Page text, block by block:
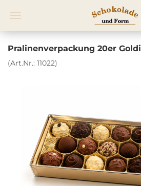
Pralinenverpackung 20er Goldi
(Art.Nr.: 11022)